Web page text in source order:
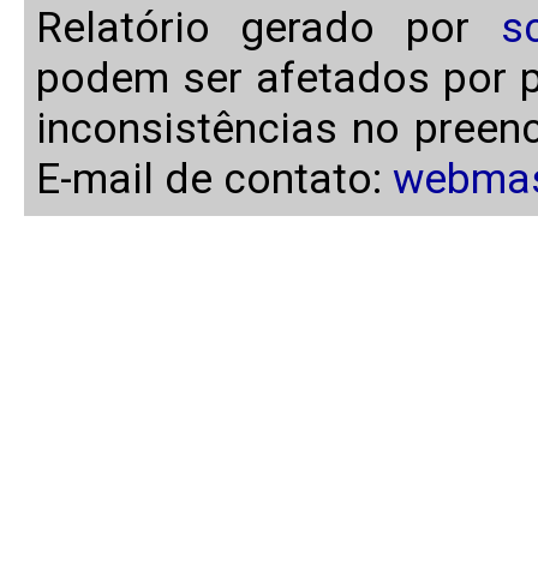
Relatório gerado por
podem ser afetados por
inconsistências no
E-mail de contato: